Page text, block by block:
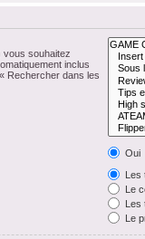
vous souhaitez
inclus
Rechercher dans les
Oui
Les
Le
Les
Le